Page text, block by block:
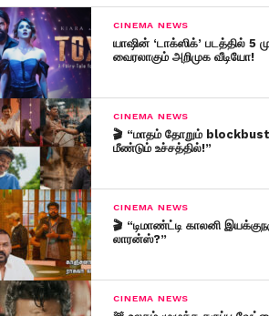
CINEMA NEWS
யாஷின் ‘டாக்ஸிக்’ படத்தில் 5
வைரலாகும் அறிமுக வீடியோ!
CINEMA NEWS
🎬 “மாதம் தோறும்
மீண்டும் உச்சத்தில்!”
CINEMA NEWS
🎬 “டிமாண்ட்டி காலனி
லாரன்ஸ்?”
CINEMA NEWS